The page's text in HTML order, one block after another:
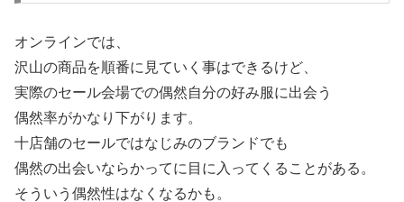
オンラインでは、
沢山の商品を順番に見ていく事はできるけど、
実際のセール会場での偶然自分の好み服に出会う
偶然率がかなり下がります。
十店舗のセールではなじみのブランドでも
偶然の出会いならかってに目に入ってくることがある。
そういう偶然性はなくなるかも。